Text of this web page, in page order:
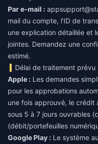
Par e-mail :
mail du compte, l'ID de
une explication détaillée et
jointes. Demandez une
estimé.
Délai de traitement prévu
Apple : Les demandes
pour les approbations
une fois approuvé, le crédit
sous 5 à 7 jours ouvrables
(débit/portefeuilles
Google Play : Le système